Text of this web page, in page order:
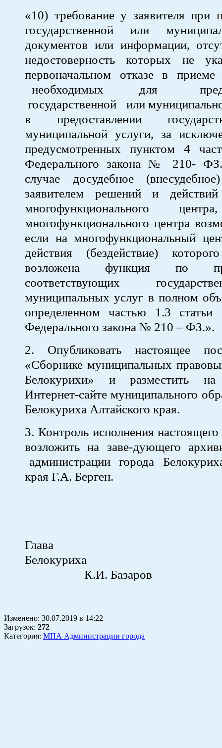
«10) требование у заявителя при
государственной или
документов или информации,
недостоверность которых не
первоначальном отказе в
необходимых для
государственной или
в предоставлении
муниципальной услуги, за
предусмотренных пунктом 4
Федерального закона № 210-
случае досудебное
заявителем решений и действий
многофункционального
многофункционального центра
если на многофункциональный
действия (бездействие)
возложена функция по
соответствующих
муниципальных услуг в полном
определенном частью 1.3 статьи
Федерального закона № 210 – ФЗ.».
2. Опубликовать настоящее
«Сборнике муниципальных
Белокурихи» и разместить на
Интернет-сайте муниципального
Белокуриха Алтайского края.
3. Контроль исполнения
возложить на заве-дующего
администрации города
края Г.А. Берген.
Глава
К.И. Базаров
Изменено: 30.07.2019 в 14:22
Загрузок: 272
Категория: МПА Администрации города